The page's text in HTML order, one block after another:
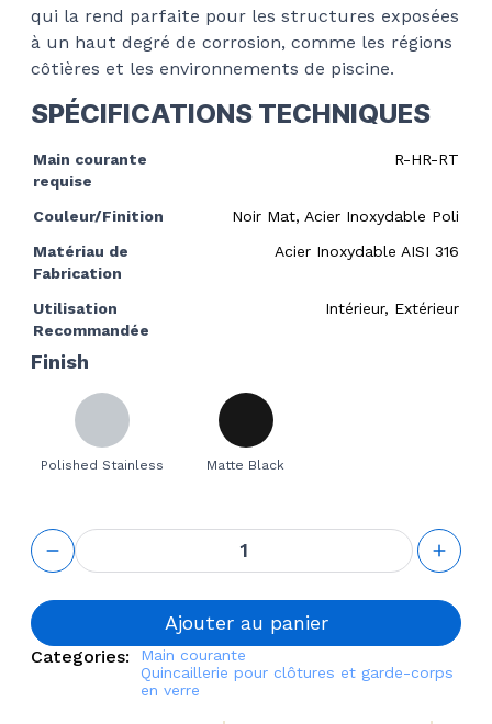
qui la rend parfaite pour les structures exposées
à un haut degré de corrosion, comme les régions
côtières et les environnements de piscine.
SPÉCIFICATIONS TECHNIQUES
Main courante
requise
R-HR-RT
Couleur/Finition
Noir Mat, Acier Inoxydable Poli
Matériau de
Fabrication
Acier Inoxydable AISI 316
Utilisation
Recommandée
Intérieur, Extérieur
Finish
Polished Stainless Matte Black
quantité
de
Handrail
Adjustable
Connector
Ajouter au panier
Categories:
Main courante
Quincaillerie pour clôtures et garde-corps
en verre